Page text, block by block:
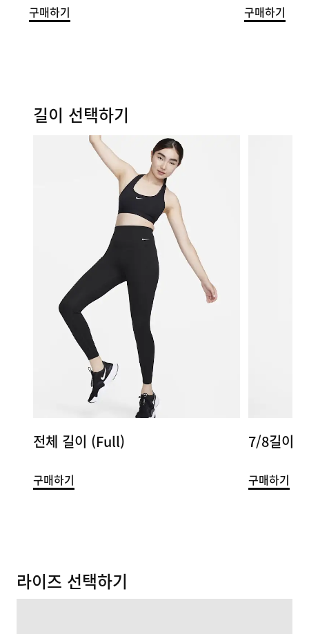
구매하기 구매하기
길이 선택하기
전체 길이 (Full)
구매하기
7/8길이
구매하기
라이즈 선택하기